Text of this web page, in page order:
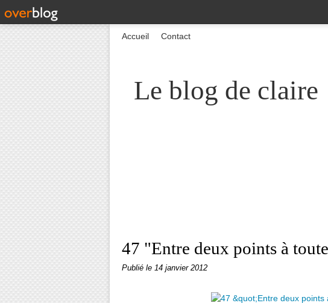
Le blog de claire
Accueil Contact
47 "Entre deux points à
Publié le 14 janvier 2012